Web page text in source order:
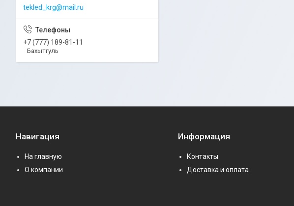
tekled_krg@mail.ru
+7 (777) 189-81-11
Бахытгуль
Навигация
На главную
О компании
Информация
Контакты
Доставка и оплата